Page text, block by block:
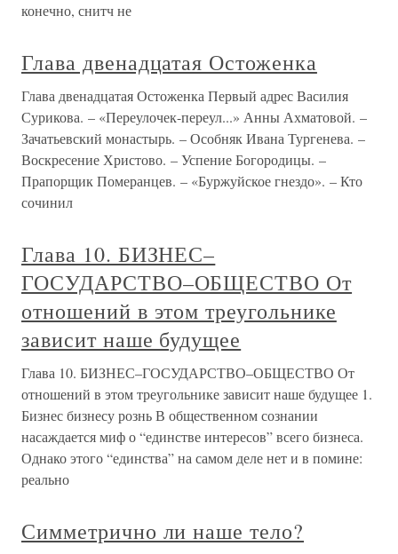
конечно, снитч не
Глава двенадцатая Остоженка
Глава двенадцатая Остоженка Первый адрес Василия
Сурикова. – «Переулочек-переул...» Анны Ахматовой. –
Зачатьевский монастырь. – Особняк Ивана Тургенева. –
Воскресение Христово. – Успение Богородицы. –
Прапорщик Померанцев. – «Буржуйское гнездо». – Кто
сочинил
Глава 10. БИЗНЕС–
ГОСУДАРСТВО–ОБЩЕСТВО От
отношений в этом треугольнике
зависит наше будущее
Глава 10. БИЗНЕС–ГОСУДАРСТВО–ОБЩЕСТВО От
отношений в этом треугольнике зависит наше будущее 1.
Бизнес бизнесу рознь В общественном сознании
насаждается миф о “единстве интересов” всего бизнеса.
Однако этого “единства” на самом деле нет и в помине:
реально
Симметрично ли наше тело?